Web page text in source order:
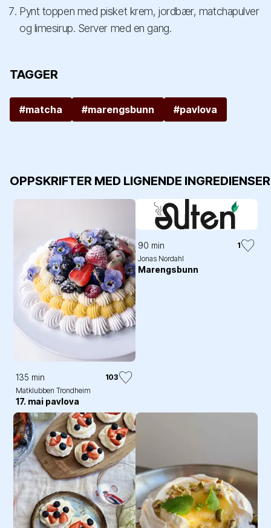
Pynt toppen med pisket krem, jordbær, matchapulver
og limesirup. Server med en gang.
TAGGER
#matcha #marengsbunn #pavlova
OPPSKRIFTER MED LIGNENDE INGREDIENSER
135 min
103
Matklubben Trondheim
17. mai pavlova
90 min
1
Jonas Nordahl
Marengsbunn